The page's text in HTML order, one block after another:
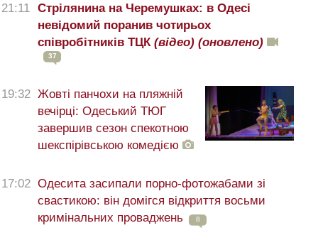
21:11
Стрілянина на Черемушках: в Одесі
невідомий поранив чотирьох
співробітників ТЦК (відео) (оновлено)
37
19:32 Жовті панчохи на пляжній
вечірці: Одеський ТЮГ
завершив сезон спекотною
шекспірівською комедією
17:02 Одесита засипали порно-фотожабами зі
свастикою: він домігся відкриття восьми
кримінальних проваджень
8